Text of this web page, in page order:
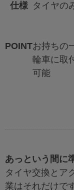
仕様 タイヤの
POINTお持ちの
輪車に取
可能
あっという間に
タイヤ交換とア
業はそれだけで